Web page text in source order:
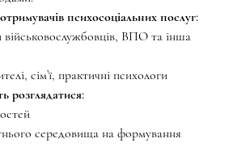
психосоціальних послуг:
ВПО та інша
сім’ї, практичні психологи
розглядатися:
середовища на формування